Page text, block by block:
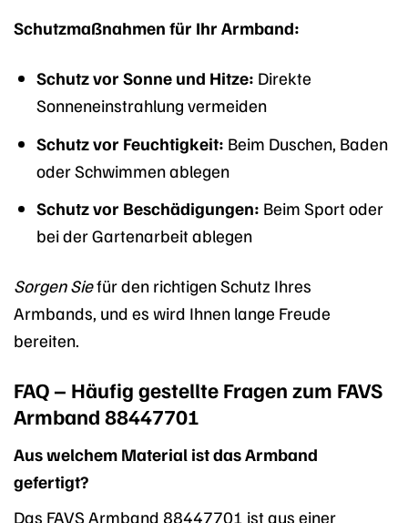
Schutzmaßnahmen für Ihr Armband:
Schutz vor Sonne und Hitze: Direkte
Sonneneinstrahlung vermeiden
Schutz vor Feuchtigkeit: Beim Duschen, Baden
oder Schwimmen ablegen
Schutz vor Beschädigungen: Beim Sport oder
bei der Gartenarbeit ablegen
Sorgen Siefür den richtigen Schutz Ihres
Armbands, und es wird Ihnen lange Freude
bereiten.
FAQ – Häufig gestellte Fragen zum FAVS
Armband 88447701
Aus welchem Material ist das Armband
gefertigt?
Das FAVS Armband 88447701 ist aus einer